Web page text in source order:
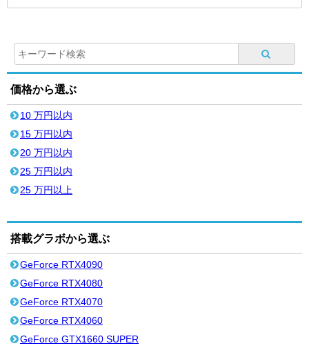
価格から選ぶ
10 万円以内
15 万円以内
20 万円以内
25 万円以内
25 万円以上
搭載グラボから選ぶ
GeForce RTX4090
GeForce RTX4080
GeForce RTX4070
GeForce RTX4060
GeForce GTX1660 SUPER